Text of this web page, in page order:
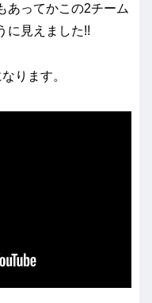
あってかこの2チーム
に見えました!!
ります。